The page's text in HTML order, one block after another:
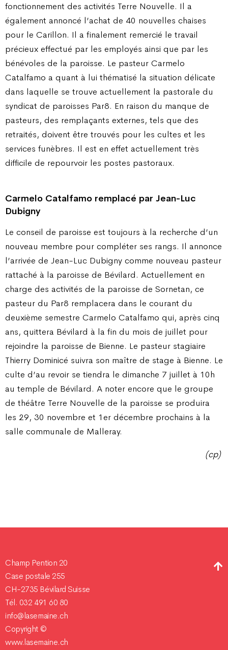
fonctionnement des activités Terre Nouvelle. Il a
également annoncé l’achat de 40 nouvelles chaises
pour le Carillon. Il a finalement remercié le travail
précieux effectué par les employés ainsi que par les
bénévoles de la paroisse. Le pasteur Carmelo
Catalfamo a quant à lui thématisé la situation délicate
dans laquelle se trouve actuellement la pastorale du
syndicat de paroisses Par8. En raison du manque de
pasteurs, des remplaçants externes, tels que des
retraités, doivent être trouvés pour les cultes et les
services funèbres. Il est en effet actuellement très
difficile de repourvoir les postes pastoraux.
Carmelo Catalfamo remplacé par Jean-Luc
Dubigny
Le conseil de paroisse est toujours à la recherche d’un
nouveau membre pour compléter ses rangs. Il annonce
l’arrivée de Jean-Luc Dubigny comme nouveau pasteur
rattaché à la paroisse de Bévilard. Actuellement en
charge des activités de la paroisse de Sornetan, ce
pasteur du Par8 remplacera dans le courant du
deuxième semestre Carmelo Catalfamo qui, après cinq
ans, quittera Bévilard à la fin du mois de juillet pour
rejoindre la paroisse de Bienne. Le pasteur stagiaire
Thierry Dominicé suivra son maître de stage à Bienne. Le
culte d’au revoir se tiendra le dimanche 7 juillet à 10h
au temple de Bévilard. A noter encore que le groupe
de théâtre Terre Nouvelle de la paroisse se produira
les 29, 30 novembre et 1er décembre prochains à la
salle communale de Malleray.
(cp)
Champ Pention 20
Case postale 255
CH-2735 Bévilard Suisse
Tél. 032 491 60 80
info@lasemaine.ch
Copyright ©
www.lasemaine.ch